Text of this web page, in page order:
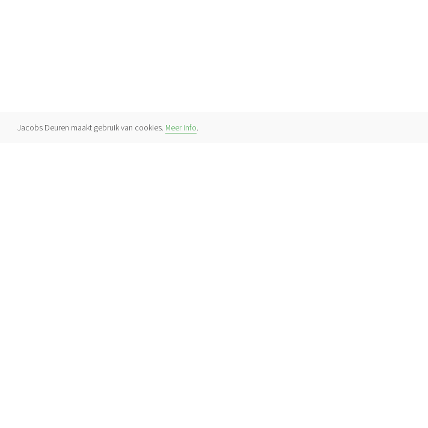
Jacobs Deuren maakt gebruik van cookies. Meer info.